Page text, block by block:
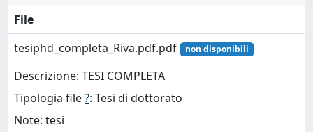
File
tesiphd_completa_Riva.pdf.pdf
non disponibili
Descrizione: TESI COMPLETA
Tipologia file?: Tesi di dottorato
Note: tesi